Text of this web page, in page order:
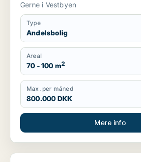
Gerne i Vestbyen
Type
Andelsbolig
Areal
70 - 100 m2
Max. per måned
800.000 DKK
Mere info